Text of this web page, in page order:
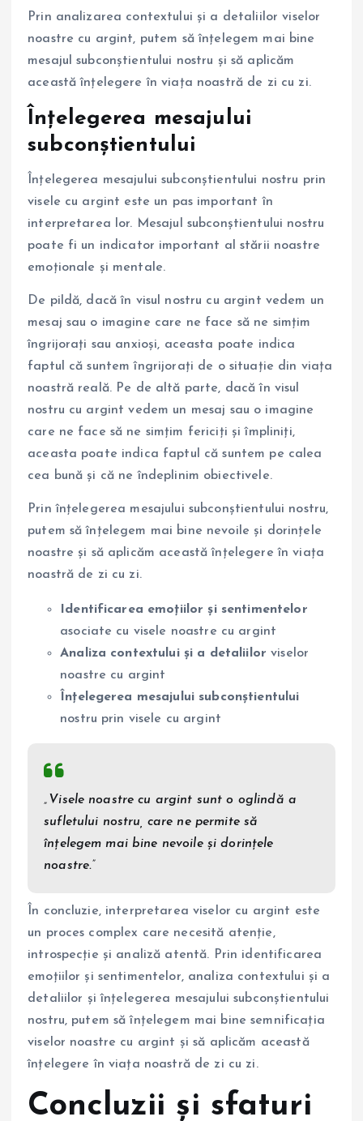
Prin analizarea contextului și a detaliilor viselor
noastre cu argint, putem să înțelegem mai bine
mesajul subconștientului nostru și să aplicăm
această înțelegere în viața noastră de zi cu zi.
Înțelegerea mesajului
subconștientului
Înțelegerea mesajului subconștientului nostru prin
visele cu argint este un pas important în
interpretarea lor. Mesajul subconștientului nostru
poate fi un indicator important al stării noastre
emoționale și mentale.
De pildă, dacă în visul nostru cu argint vedem un
mesaj sau o imagine care ne face să ne simțim
îngrijorați sau anxioși, aceasta poate indica
faptul că suntem îngrijorați de o situație din viața
noastră reală. Pe de altă parte, dacă în visul
nostru cu argint vedem un mesaj sau o imagine
care ne face să ne simțim fericiți și împliniți,
aceasta poate indica faptul că suntem pe calea
cea bună și că ne îndeplinim obiectivele.
Prin înțelegerea mesajului subconștientului nostru,
putem să înțelegem mai bine nevoile și dorințele
noastre și să aplicăm această înțelegere în viața
noastră de zi cu zi.
Identificarea emoțiilor și sentimentelor
asociate cu visele noastre cu argint
Analiza contextului și a detaliilor viselor
noastre cu argint
Înțelegerea mesajului subconștientului
nostru prin visele cu argint
„Visele noastre cu argint sunt o oglindă a
sufletului nostru, care ne permite să
înțelegem mai bine nevoile și dorințele
noastre.”
În concluzie, interpretarea viselor cu argint este
un proces complex care necesită atenție,
introspecție și analiză atentă. Prin identificarea
emoțiilor și sentimentelor, analiza contextului și a
detaliilor și înțelegerea mesajului subconștientului
nostru, putem să înțelegem mai bine semnificația
viselor noastre cu argint și să aplicăm această
înțelegere în viața noastră de zi cu zi.
Concluzii și sfaturi